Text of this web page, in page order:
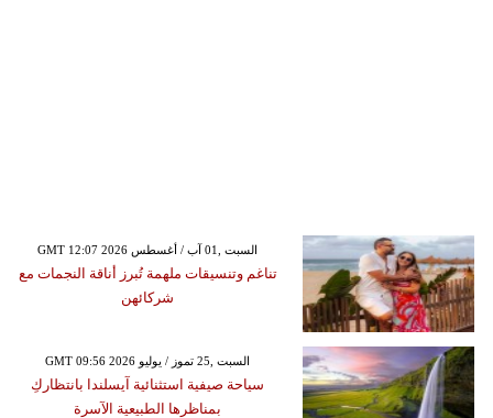
GMT 12:07 2026 السبت ,01 آب / أغسطس
تناغم وتنسيقات ملهمة تُبرز أناقة النجمات مع
شركائهن
GMT 09:56 2026 السبت ,25 تموز / يوليو
سياحة صيفية استثنائية آيسلندا بانتظاركِ
بمناظرها الطبيعية الآسرة